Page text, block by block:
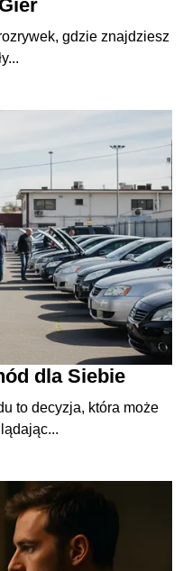
gdzie znajdziesz
dla Siebie
to decyzja, która może